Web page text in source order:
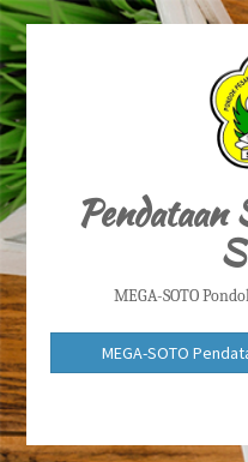
MEGA-SOTO
MEGA-SOTO